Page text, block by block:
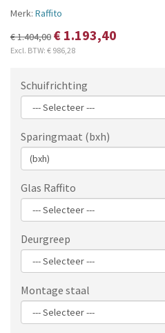
Merk: Raffito
€ 1.404,00 € 1.193,40
Excl. BTW: € 986,28
Schuifrichting
Sparingmaat (bxh)
Glas Raffito
Deurgreep
Montage staal